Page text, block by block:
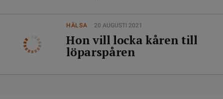
HÄLSA 20 AUGUSTI 2021
Hon vill locka kåren till
löparspåren